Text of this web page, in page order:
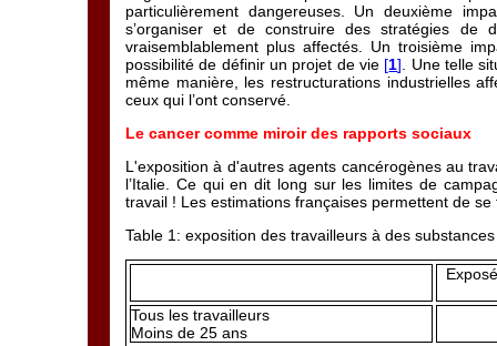
particulièrement dangereuses. Un deuxième
s’organiser et de construire des stratégies de
vraisemblablement plus affectés. Un troisième
possibilité de définir un projet de vie [1] . Une telle
même manière, les restructurations industrielles
ceux qui l’ont conservé.
Le cancer comme miroir des rapports sociaux
L'exposition à d'autres agents cancérogènes au
l’Italie. Ce qui en dit long sur les limites de
travail ! Les estimations françaises permettent de
Table 1: exposition des travailleurs à des
Tous les travailleurs
Moins de 25 ans